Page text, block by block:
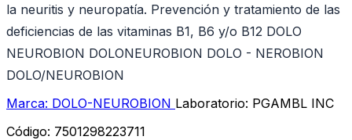
la neuritis y neuropatí­a. Prevención y tratamiento de las
deficiencias de las vitaminas B1, B6 y/o B12 DOLO
NEUROBION DOLONEUROBION DOLO - NEROBION
DOLO/NEUROBION
Marca: DOLO-NEUROBION Laboratorio: PGAMBL INC
Código: 7501298223711